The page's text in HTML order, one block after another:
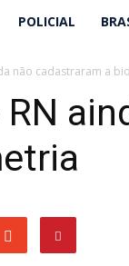
POLICIAL
não cadastraram a